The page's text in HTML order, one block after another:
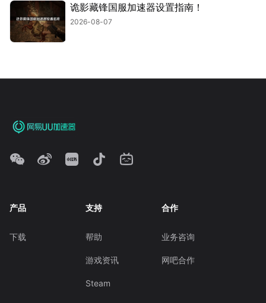
诡影藏锋国服加速器设置指南！
2026-08-07
产品
下载
支持
帮助
游戏资讯
Steam
合作
业务咨询
网吧合作